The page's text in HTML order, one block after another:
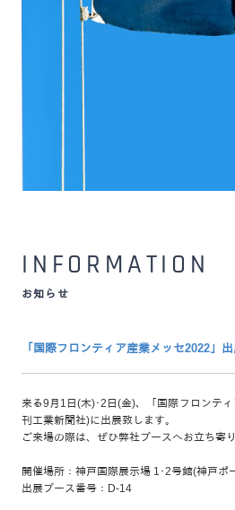
INFORMATION
お知らせ
「国際フロンティア産業メッセ2022」
来る9月1日(木)･2日(金)、「国際フロンテ
刊工業新聞社)に出展致します。
ご来場の際は、ぜひ弊社ブースへお立ち寄
開催場所：神戸国際展示場 1･2号館(神戸ポ
出展ブース番号：D-14